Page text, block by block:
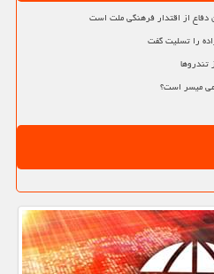
دفاع از اقتدار فرهنگی ملت است
را تسلیت گفت
تندروها
میسر است؟